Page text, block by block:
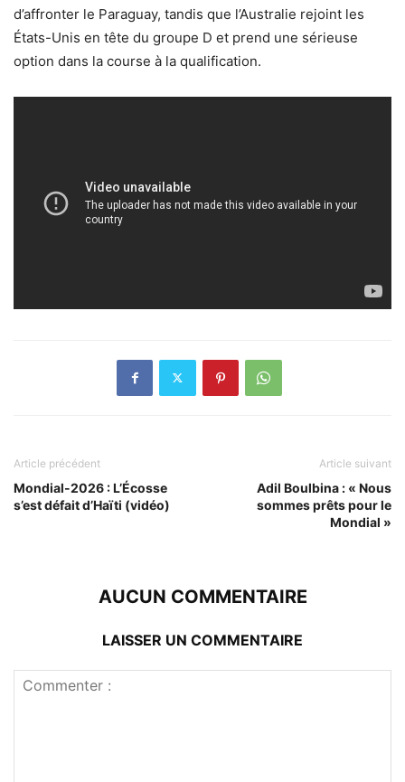
d’affronter le Paraguay, tandis que l’Australie rejoint les
États-Unis en tête du groupe D et prend une sérieuse
option dans la course à la qualification.
Article précédent
Mondial-2026 : L’Écosse
s’est défait d’Haïti (vidéo)
Article suivant
Adil Boulbina : « Nous
sommes prêts pour le
Mondial »
AUCUN COMMENTAIRE
LAISSER UN COMMENTAIRE